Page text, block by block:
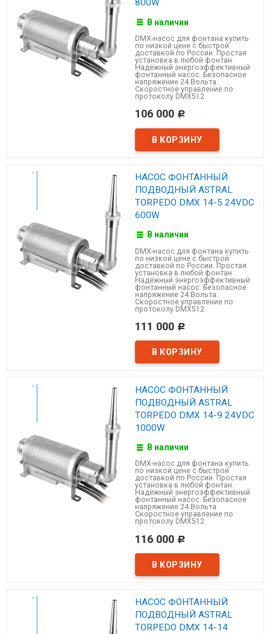
800W
В наличии
DMX-насос для фонтана купить
по низкой цене с быстрой
доставкой по России. Простая
установка в любой фонтан.
Надёжный энергоэффективный
фонтанный насос. Безопасное
напряжение 24 Вольта.
Скоростное управление по
протоколу DMX512
106 000 Р
НАСОС ФОНТАННЫЙ
ПОДВОДНЫЙ ASTRAL
TORPEDO DMX 14-5 24VDC
600W
В наличии
DMX-насос для фонтана купить
по низкой цене с быстрой
доставкой по России. Простая
установка в любой фонтан.
Надёжный энергоэффективный
фонтанный насос. Безопасное
напряжение 24 Вольта.
Скоростное управление по
протоколу DMX512
111 000 Р
НАСОС ФОНТАННЫЙ
ПОДВОДНЫЙ ASTRAL
TORPEDO DMX 14-9 24VDC
1000W
В наличии
DMX-насос для фонтана купить
по низкой цене с быстрой
доставкой по России. Простая
установка в любой фонтан.
Надёжный энергоэффективный
фонтанный насос. Безопасное
напряжение 24 Вольта.
Скоростное управление по
протоколу DMX512
116 000 Р
НАСОС ФОНТАННЫЙ
ПОДВОДНЫЙ ASTRAL
TORPEDO DMX 14-14